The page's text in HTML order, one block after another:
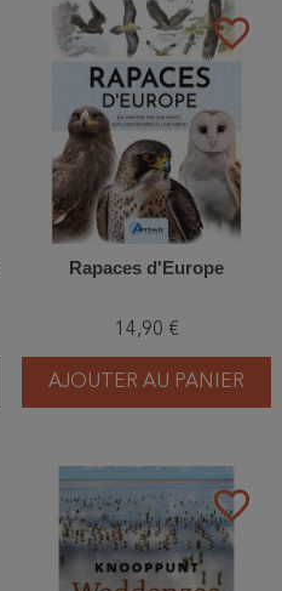
favorite_border
Rapaces d'Europe
14,90 €
AJOUTER AU PANIER
favorite_border